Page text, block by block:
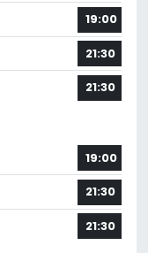
19:00
21:30
21:30
19:00
21:30
21:30